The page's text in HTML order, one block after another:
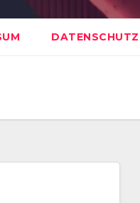
DATENSCHUTZ